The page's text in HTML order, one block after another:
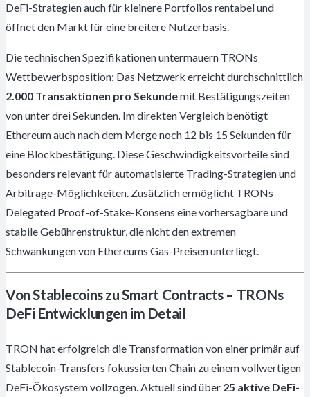
DeFi-Strategien auch für kleinere Portfolios rentabel und
öffnet den Markt für eine breitere Nutzerbasis.
Die technischen Spezifikationen untermauern TRONs
Wettbewerbsposition: Das Netzwerk erreicht durchschnittlich
2.000 Transaktionen pro Sekundemit Bestätigungszeiten
von unter drei Sekunden. Im direkten Vergleich benötigt
Ethereum auch nach dem Merge noch 12 bis 15 Sekunden für
eine Blockbestätigung. Diese Geschwindigkeitsvorteile sind
besonders relevant für automatisierte Trading-Strategien und
Arbitrage-Möglichkeiten. Zusätzlich ermöglicht TRONs
Delegated Proof-of-Stake-Konsens eine vorhersagbare und
stabile Gebührenstruktur, die nicht den extremen
Schwankungen von Ethereums Gas-Preisen unterliegt.
Von Stablecoins zu Smart Contracts – TRONs
DeFi Entwicklungen im Detail
TRON hat erfolgreich die Transformation von einer primär auf
Stablecoin-Transfers fokussierten Chain zu einem vollwertigen
DeFi-Ökosystem vollzogen. Aktuell sind über 25 aktive DeFi-